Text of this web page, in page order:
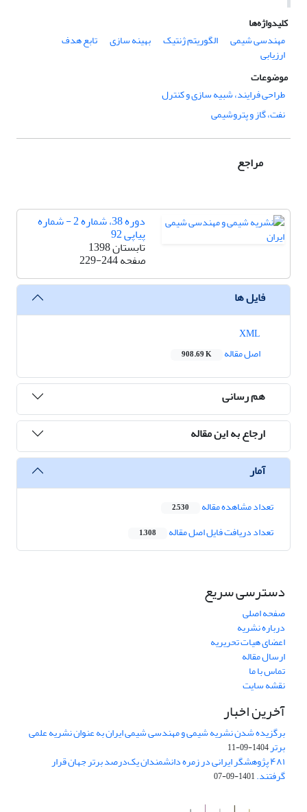
کلیدواژه‌ها
مهندسی شیمی
الگوریتم ژنتیک بهینه سازی تابع هدف
ارزیابی
موضوعات
طراحی فرایند، شبیه سازی و کنترل
نفت، گاز و پتروشیمی
مراجع
دوره 38، شماره 2 - شماره
پیاپی 92
تابستان 1398
صفحه229-244
فایل ها
اصل مقاله
908.69 K
هم رسانی
ارجاع به این مقاله
آمار
تعداد مشاهده مقاله 2,530
تعداد دریافت فایل اصل مقاله 1,308
دسترسی سریع
صفحه اصلی
درباره نشریه
اعضای هیات تحریریه
ارسال مقاله
تماس با ما
نقشه سایت
آخرین اخبار
برگزیده شدن نشریه شیمی و مهندسی شیمی ایران به عنوان نشریه علمی
برتر1404-09-11
۴۸۱ پژوهشگر ایرانی در زمره دانشمندان یک‌درصد برتر جهان قرار
گرفتند.1401-09-07